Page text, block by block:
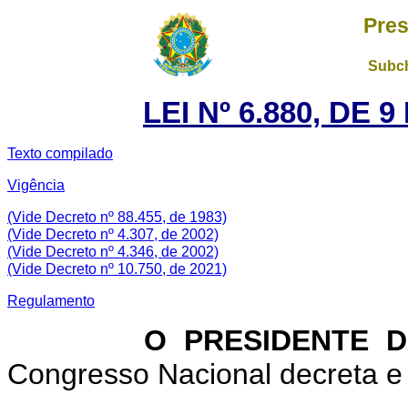
LEI Nº 6.880, DE
Texto compilado
Vigência
(Vide Decreto nº 88.455, de 1983)
(Vide Decreto nº 4.307, de 2002)
(Vide Decreto nº 4.346, de 2002)
(Vide Decreto nº 10.750, de 2021)
Regulamento
O PRESIDENTE DA
Congresso Nacional decreta